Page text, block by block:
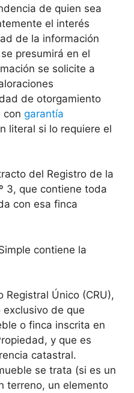
de quien sea
el interés
de la información
presumirá en el
se solicite a
de otorgamiento
con garantía
literal si lo requiere el
del Registro de la
3, que contiene toda
con esa finca
contiene la
Registral Único (CRU),
exclusivo de que
o finca inscrita en
y que es
catastral.
se trata (si es un
terreno, un elemento